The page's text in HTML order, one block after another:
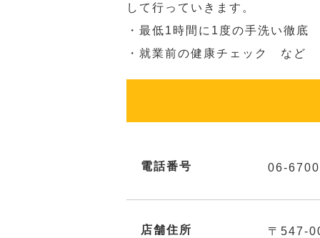
して行っていきます。
・最低1時間に1度の手洗い徹底
・就業前の健康チェック など
電話番号 06-
店舗住所
〒547-